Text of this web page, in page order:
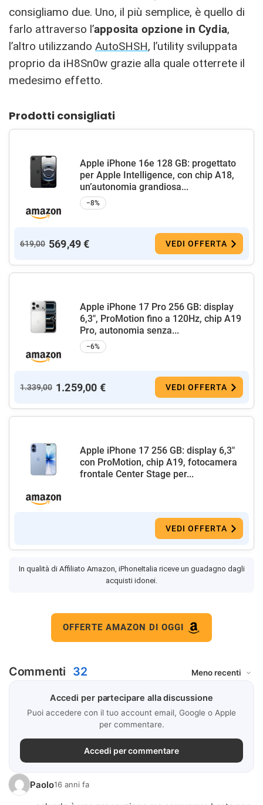
consigliamo due. Uno, il più semplice, è quello di
farlo attraverso l’apposita opzione in Cydia,
l’altro utilizzando AutoSHSH, l’utility sviluppata
proprio da iH8Sn0w grazie alla quale otterrete il
medesimo effetto.
Prodotti consigliati
Apple iPhone 16e 128 GB: progettato
per Apple Intelligence, con chip A18,
un’autonomia grandiosa...
−8%
619,00 569,49 € VEDI OFFERTA
Apple iPhone 17 Pro 256 GB: display
6,3", ProMotion fino a 120Hz, chip A19
Pro, autonomia senza...
−6%
1.339,00 1.259,00 € VEDI OFFERTA
Apple iPhone 17 256 GB: display 6,3"
con ProMotion, chip A19, fotocamera
frontale Center Stage per...
VEDI OFFERTA
In qualità di Affiliato Amazon, iPhoneItalia riceve un guadagno dagli
acquisti idonei.
OFFERTE AMAZON DI OGGI
Commenti 32
Accedi per partecipare alla discussione
Puoi accedere con il tuo account email, Google o Apple
per commentare.
Accedi per commentare
Paolo16 anni fa